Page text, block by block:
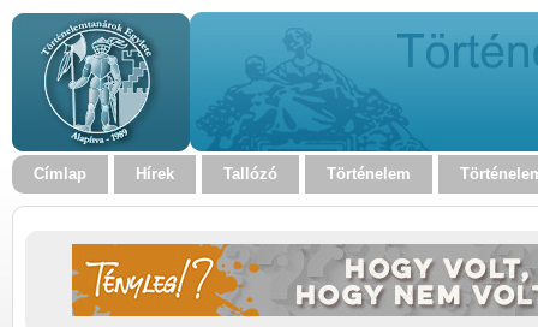
Címlap Hírek Tallózó Történelem